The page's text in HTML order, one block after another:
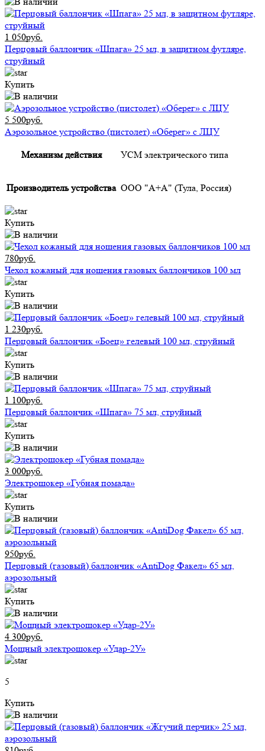
1 050руб.
Перцовый баллончик «Шпага» 25 мл, в защитном футляре,
струйный
Купить
5 500руб.
Аэрозольное устройство (пистолет) «Оберег» с ЛЦУ
Механизм действия УСМ электрического типа
Производитель устройства ООО "А+А" (Тула, Россия)
Купить
780руб.
Чехол кожаный для ношения газовых баллончиков 100 мл
Купить
1 230руб.
Перцовый баллончик «Боец» гелевый 100 мл, струйный
Купить
1 100руб.
Перцовый баллончик «Шпага» 75 мл, струйный
Купить
3 000руб.
Электрошокер «Губная помада»
Купить
950руб.
Перцовый (газовый) баллончик «AntiDog Факел» 65 мл,
аэрозольный
Купить
4 300руб.
Мощный электрошокер «Удар-2У»
5
Купить